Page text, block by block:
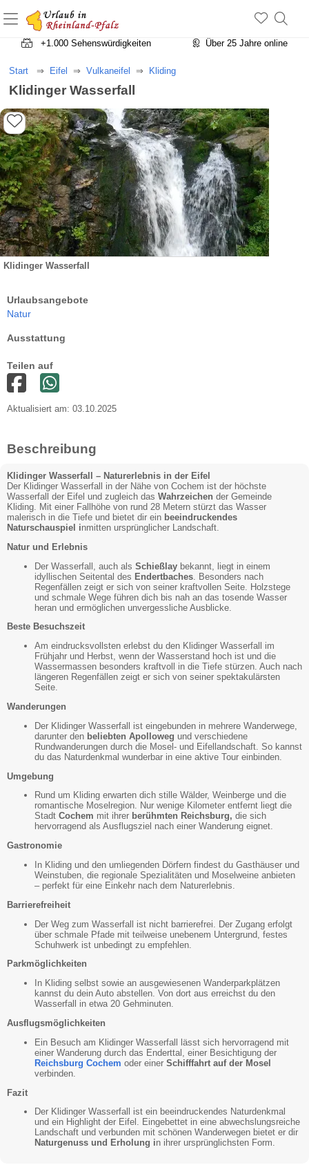
+1.500 Unterkünfte in Rheinland-Pfalz
+1.000 Sehenswürdigkeiten
Über 25 Jahre online
Start Eifel Vulkaneifel Kliding
Klidinger Wasserfall
Klidinger Wasserfall
Urlaubsangebote
Natur
Ausstattung
Teilen auf
Aktualisiert am: 03.10.2025
Beschreibung
Klidinger Wasserfall – Naturerlebnis in der Eifel
Der Klidinger Wasserfall in der Nähe von Cochem ist der höchste
Wasserfall der Eifel und zugleich das Wahrzeichen der Gemeinde
Kliding. Mit einer Fallhöhe von rund 28 Metern stürzt das Wasser
malerisch in die Tiefe und bietet dir ein beeindruckendes
Naturschauspiel inmitten ursprünglicher Landschaft.
Natur und Erlebnis
Der Wasserfall, auch als Schießlay bekannt, liegt in einem
idyllischen Seitental des Endertbaches . Besonders nach
Regenfällen zeigt er sich von seiner kraftvollen Seite. Holzstege
und schmale Wege führen dich bis nah an das tosende Wasser
heran und ermöglichen unvergessliche Ausblicke.
Beste Besuchszeit
Am eindrucksvollsten erlebst du den Klidinger Wasserfall im
Frühjahr und Herbst, wenn der Wasserstand hoch ist und die
Wassermassen besonders kraftvoll in die Tiefe stürzen. Auch nach
längeren Regenfällen zeigt er sich von seiner spektakulärsten
Seite.
Wanderungen
Der Klidinger Wasserfall ist eingebunden in mehrere Wanderwege,
darunter den beliebten Apolloweg und verschiedene
Rundwanderungen durch die Mosel- und Eifellandschaft. So kannst
du das Naturdenkmal wunderbar in eine aktive Tour einbinden.
Umgebung
Rund um Kliding erwarten dich stille Wälder, Weinberge und die
romantische Moselregion. Nur wenige Kilometer entfernt liegt die
Stadt Cochem mit ihrer berühmten Reichsburg, die sich
hervorragend als Ausflugsziel nach einer Wanderung eignet.
Gastronomie
In Kliding und den umliegenden Dörfern findest du Gasthäuser und
Weinstuben, die regionale Spezialitäten und Moselweine anbieten
– perfekt für eine Einkehr nach dem Naturerlebnis.
Barrierefreiheit
Der Weg zum Wasserfall ist nicht barrierefrei. Der Zugang erfolgt
über schmale Pfade mit teilweise unebenem Untergrund, festes
Schuhwerk ist unbedingt zu empfehlen.
Parkmöglichkeiten
In Kliding selbst sowie an ausgewiesenen Wanderparkplätzen
kannst du dein Auto abstellen. Von dort aus erreichst du den
Wasserfall in etwa 20 Gehminuten.
Ausflugsmöglichkeiten
Ein Besuch am Klidinger Wasserfall lässt sich hervorragend mit
einer Wanderung durch das Enderttal, einer Besichtigung der
Reichsburg Cochem oder einer Schifffahrt auf der Mosel
verbinden.
Fazit
Der Klidinger Wasserfall ist ein beeindruckendes Naturdenkmal
und ein Highlight der Eifel. Eingebettet in eine abwechslungsreiche
Landschaft und verbunden mit schönen Wanderwegen bietet er dir
Naturgenuss und Erholung in ihrer ursprünglichsten Form.